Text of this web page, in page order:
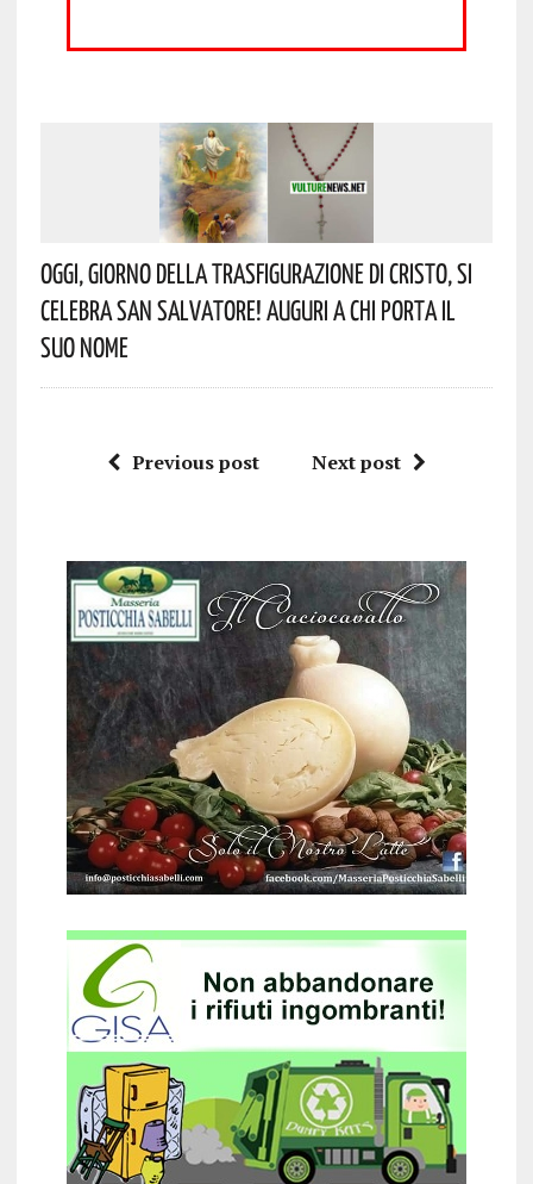
Oggi, Giorno Della Trasfigurazione Di Cristo, Si
Celebra San Salvatore! Auguri A Chi Porta Il
Suo Nome
Previous post Next post